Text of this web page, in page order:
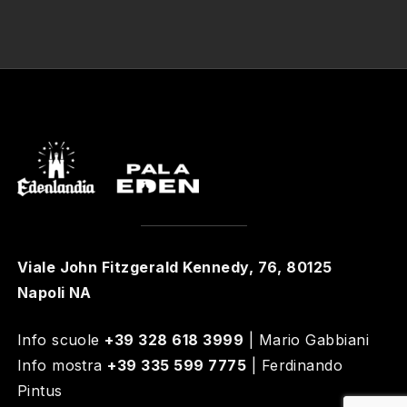
Viale John Fitzgerald Kennedy, 76, 80125
Napoli NA
Info scuole +39 328 618 3999 | Mario Gabbiani
Info mostra +39 335 599 7775 | Ferdinando
Pintus